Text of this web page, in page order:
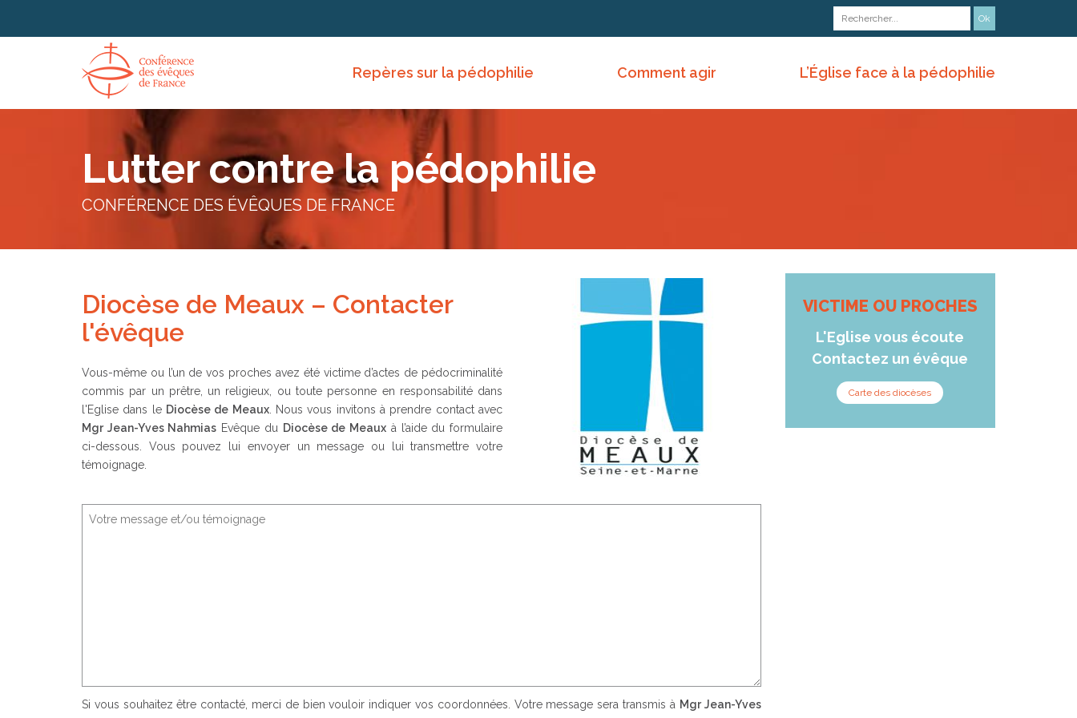
Repères sur la pédophilie Comment agir L’Église face à la pédophilie
Lutter contre la pédophilie
CONFÉRENCE DES ÉVÊQUES DE FRANCE
Diocèse de Meaux – Contacter
l'évêque
Vous-même ou l’un de vos proches avez été victime d’actes de pédocriminalité
commis par un prêtre, un religieux, ou toute personne en responsabilité dans
l'Eglise dans le Diocèse de Meaux. Nous vous invitons à prendre contact avec
Mgr Jean-Yves Nahmias Evêque du Diocèse de Meaux à l’aide du formulaire
ci-dessous. Vous pouvez lui envoyer un message ou lui transmettre votre
témoignage.
Si vous souhaitez être contacté, merci de bien vouloir indiquer vos coordonnées. Votre message sera transmis à Mgr Jean-Yves
VICTIME OU PROCHES
L'Eglise vous écoute
Contactez un évêque
Carte des diocèses